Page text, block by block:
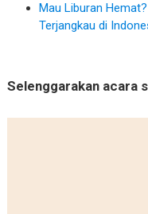
Mau Liburan
Terjangkau di
Selenggarakan acara